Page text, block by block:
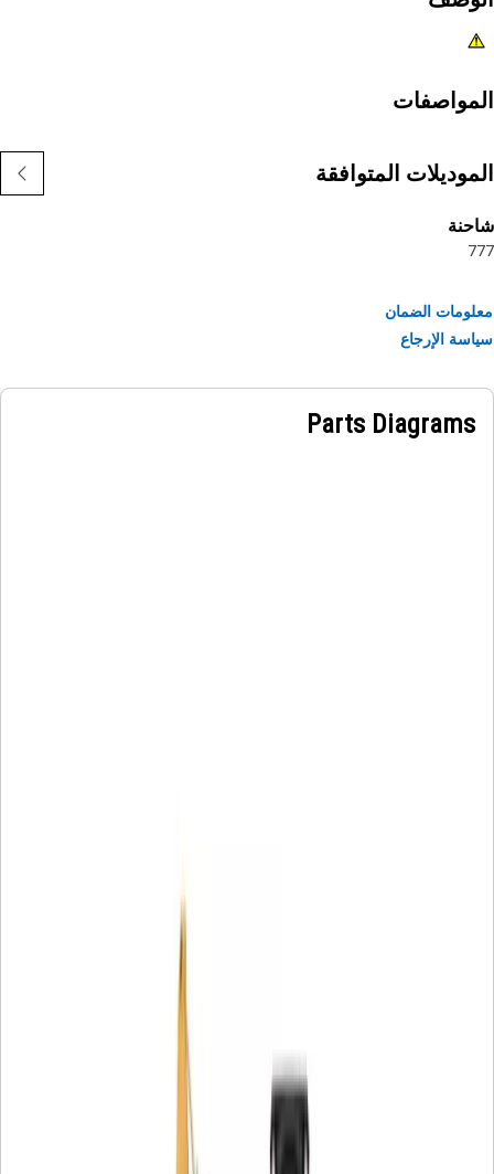
المتوافقة
الضمان
الإرجاع
Parts Diagrams